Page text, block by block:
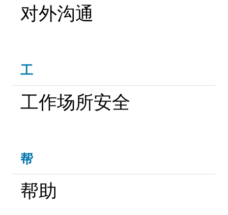
对外沟通
工
工作场所安全
帮
帮助